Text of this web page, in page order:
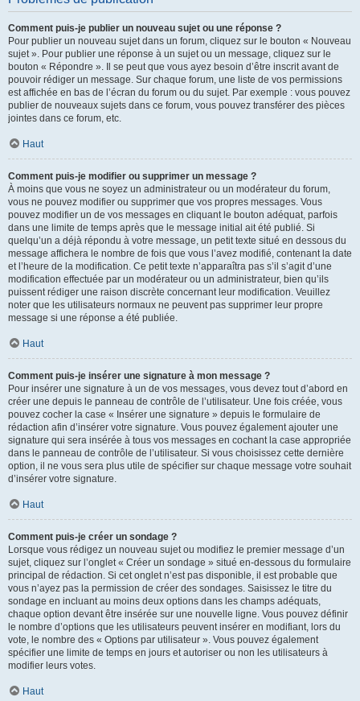
Comment puis-je publier un nouveau sujet ou une réponse ?
Pour publier un nouveau sujet dans un forum, cliquez sur le bouton « Nouveau
sujet ». Pour publier une réponse à un sujet ou un message, cliquez sur le
bouton « Répondre ». Il se peut que vous ayez besoin d’être inscrit avant de
pouvoir rédiger un message. Sur chaque forum, une liste de vos permissions
est affichée en bas de l’écran du forum ou du sujet. Par exemple : vous pouvez
publier de nouveaux sujets dans ce forum, vous pouvez transférer des pièces
jointes dans ce forum, etc.
Haut
Comment puis-je modifier ou supprimer un message ?
À moins que vous ne soyez un administrateur ou un modérateur du forum,
vous ne pouvez modifier ou supprimer que vos propres messages. Vous
pouvez modifier un de vos messages en cliquant le bouton adéquat, parfois
dans une limite de temps après que le message initial ait été publié. Si
quelqu’un a déjà répondu à votre message, un petit texte situé en dessous du
message affichera le nombre de fois que vous l’avez modifié, contenant la date
et l’heure de la modification. Ce petit texte n’apparaîtra pas s’il s’agit d’une
modification effectuée par un modérateur ou un administrateur, bien qu’ils
puissent rédiger une raison discrète concernant leur modification. Veuillez
noter que les utilisateurs normaux ne peuvent pas supprimer leur propre
message si une réponse a été publiée.
Haut
Comment puis-je insérer une signature à mon message ?
Pour insérer une signature à un de vos messages, vous devez tout d’abord en
créer une depuis le panneau de contrôle de l’utilisateur. Une fois créée, vous
pouvez cocher la case « Insérer une signature » depuis le formulaire de
rédaction afin d’insérer votre signature. Vous pouvez également ajouter une
signature qui sera insérée à tous vos messages en cochant la case appropriée
dans le panneau de contrôle de l’utilisateur. Si vous choisissez cette dernière
option, il ne vous sera plus utile de spécifier sur chaque message votre souhait
d’insérer votre signature.
Haut
Comment puis-je créer un sondage ?
Lorsque vous rédigez un nouveau sujet ou modifiez le premier message d’un
sujet, cliquez sur l’onglet « Créer un sondage » situé en-dessous du formulaire
principal de rédaction. Si cet onglet n’est pas disponible, il est probable que
vous n’ayez pas la permission de créer des sondages. Saisissez le titre du
sondage en incluant au moins deux options dans les champs adéquats,
chaque option devant être insérée sur une nouvelle ligne. Vous pouvez définir
le nombre d’options que les utilisateurs peuvent insérer en modifiant, lors du
vote, le nombre des « Options par utilisateur ». Vous pouvez également
spécifier une limite de temps en jours et autoriser ou non les utilisateurs à
modifier leurs votes.
Haut